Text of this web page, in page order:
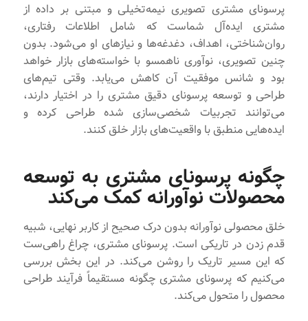
پرسونای مشتری تصویری نیمه‌تخیلی و مبتنی بر داده از
مشتری ایده‌آل شماست که شامل اطلاعات رفتاری،
روان‌شناختی، اهداف، دغدغه‌ها و نیازهای او می‌شود. بدون
چنین تصویری، نوآوری ناهمسو با خواسته‌های بازار خواهد
بود و شانس موفقیت آن کاهش می‌یابد. وقتی تیم‌های
طراحی و توسعه پرسونای دقیق مشتری را در اختیار دارند،
می‌توانند تجربیات شخصی‌سازی شده طراحی کرده و
ایده‌هایی منطبق با واقعیت‌های بازار خلق کنند.
چگونه پرسونای مشتری به توسعه
محصولات نوآورانه کمک می‌کند
خلق محصولی نوآورانه بدون درک صحیح از کاربر نهایی، شبیه
قدم زدن در تاریکی است. پرسونای مشتری، چراغ راهی‌ست
که این مسیر تاریک را روشن می‌کند. در این بخش بررسی
می‌کنیم که پرسونای مشتری چگونه مستقیماً فرآیند طراحی
محصول را متحول می‌کند.